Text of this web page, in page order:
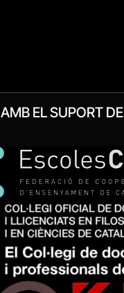
AMB EL SUPORT DE